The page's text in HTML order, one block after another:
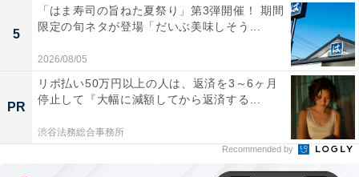
用のプレートと、取り扱い説明書やレシピブックが入っ
ていました。
5
「はま寿司の旨ねた夏祭り」第3弾開催！ 期間
限定の旬ネタが登場「だいぶ美味しそう...
2026/08/05
PR
リボ払い50万円以上の人は、返済を3～6ヶ月
停止して『大幅に減額してから返済する...
渋谷法務総合事務所
Recommended by